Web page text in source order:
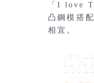
「I love
凸鋼模搭
相宜。